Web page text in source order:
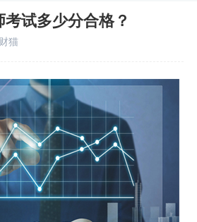
试多少分合格？
猫